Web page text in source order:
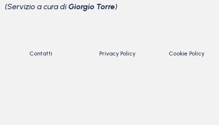
(Servizio a cura di Giorgio Torre)
Contatti Privacy Policy Cookie Policy